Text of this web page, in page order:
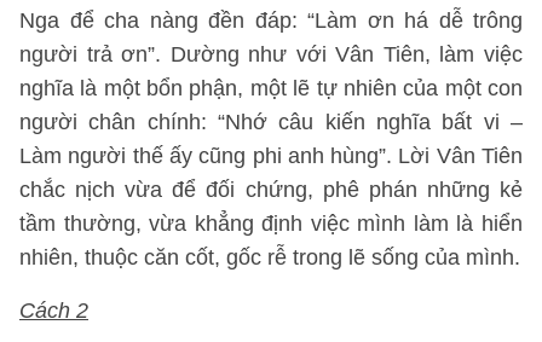
Nga để cha nàng đền đáp: “Làm ơn há dễ trông
người trả ơn”. Dường như với Vân Tiên, làm việc
nghĩa là một bổn phận, một lẽ tự nhiên của một con
người chân chính: “Nhớ câu kiến nghĩa bất vi –
Làm người thế ấy cũng phi anh hùng”. Lời Vân Tiên
chắc nịch vừa để đối chứng, phê phán những kẻ
tầm thường, vừa khẳng định việc mình làm là hiển
nhiên, thuộc căn cốt, gốc rễ trong lẽ sống của mình.
Cách 2